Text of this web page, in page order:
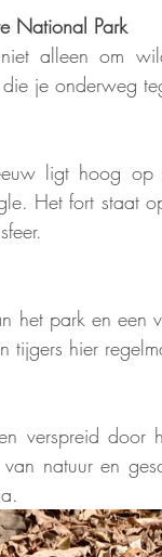
National Park
alleen om
je onderweg
ligt hoog
Het fort staat
het park en
tijgers hier
verspreid
natuur en